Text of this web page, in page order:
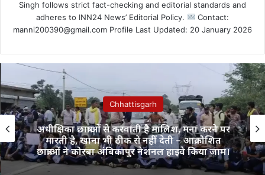
Singh follows strict fact-checking and editorial standards and
adheres to INN24 News’ Editorial Policy.
Contact:
manni200390@gmail.com Profile Last Updated: 20 January 2026
Chhattisgarh
अधीक्षिका छात्राओं से करवाती है मालिश, मना करने पर
मारती है, खाना भी ठीक से नहीं देती – आक्रोशित
छात्राओं ने कोरबा अंबिकापुर नेशनल हाइवे किया जाम।